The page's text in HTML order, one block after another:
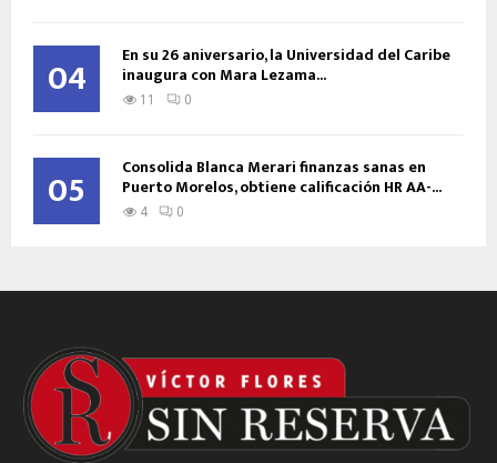
04 En su 26 aniversario, la Universidad del Caribe
inaugura con Mara Lezama...
11 0
05 Consolida Blanca Merari finanzas sanas en
Puerto Morelos, obtiene calificación HR AA-...
4 0